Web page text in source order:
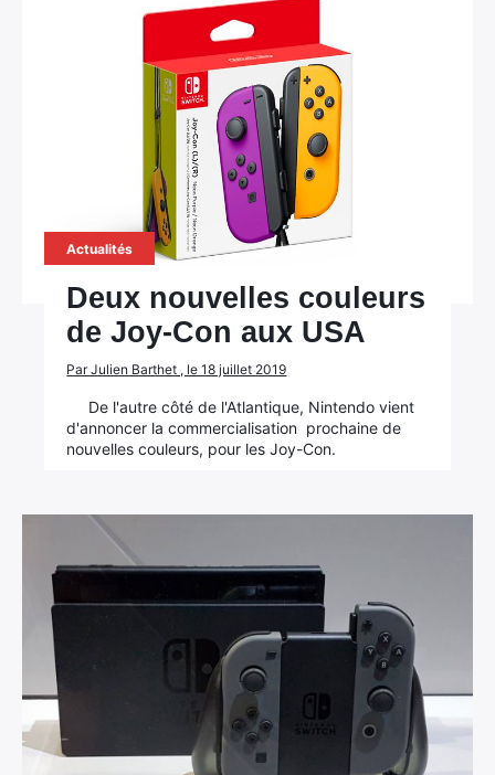
Actualités
Deux nouvelles couleurs
de Joy-Con aux USA
Par Julien Barthet , le 18 juillet 2019
De l'autre côté de l'Atlantique, Nintendo vient
d'annoncer la commercialisation prochaine de
nouvelles couleurs, pour les Joy-Con.